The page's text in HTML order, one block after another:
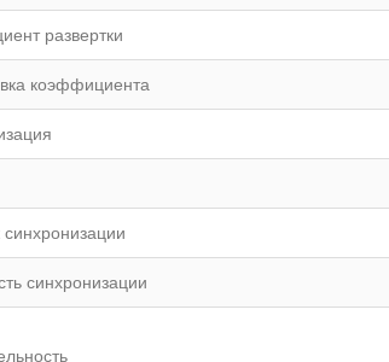
развертки
коэффициента
синхронизации
синхронизации